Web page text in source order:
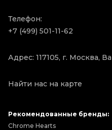
Телефон:
+7 (499) 501-11-62
Адрес: 117105, г. Москва,
Найти нас на карте
Рекомендованные бренды:
Chrome Hearts